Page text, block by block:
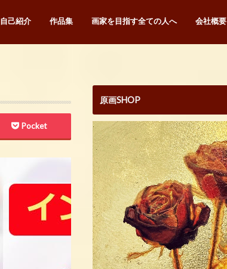
自己紹介 作品集 画家を目指す全ての人へ 会社概要
Pocket
原画SHOP